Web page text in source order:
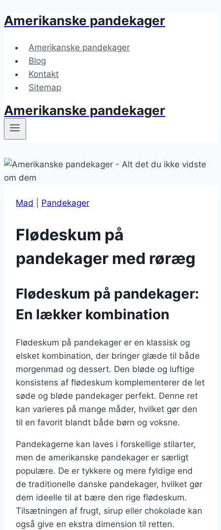
Fortsæt
indhold
Amerikanske pandekager
Amerikanske pandekager
Blog
Kontakt
Sitemap
Amerikanske pandekager
Mad Pandekager
Flødeskum på
pandekager med røræg
Flødeskum på pandekager:
En lækker kombination
Flødeskum på pandekager er en klassisk og
elsket kombination, der bringer glæde til både
morgenmad og dessert. Den bløde og luftige
konsistens af flødeskum komplementerer de let
søde og bløde pandekager perfekt. Denne ret
kan varieres på mange måder, hvilket gør den
til en favorit blandt både børn og voksne.
Pandekagerne kan laves i forskellige stilarter,
men de amerikanske pandekager er særligt
populære. De er tykkere og mere fyldige end
de traditionelle danske pandekager, hvilket gør
dem ideelle til at bære den rige flødeskum.
Tilsætningen af frugt, sirup eller chokolade kan
også give en ekstra dimension til retten.